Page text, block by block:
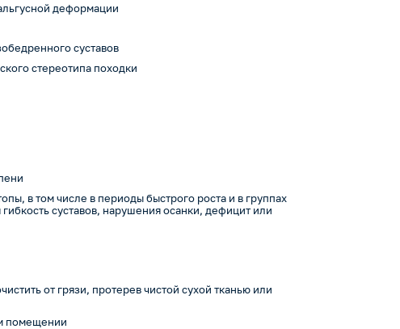
деформации
суставов
стереотипа походки
в том числе в периоды быстрого роста и в группах
суставов, нарушения осанки, дефицит или
от грязи, протерев чистой сухой тканью или
помещении